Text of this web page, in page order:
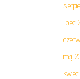
lipiec
maj